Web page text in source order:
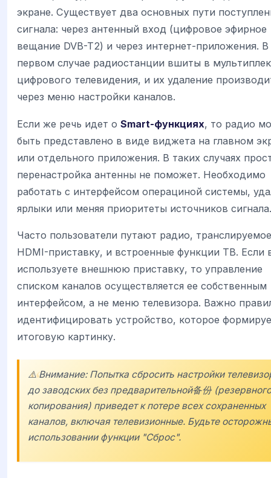
экране. Существует два основных пути
сигнала: через антенный вход (цифровое эфирное
вещание DVB-T2) и через интернет-приложения. В
первом случае радиостанции вшиты в
цифрового телевидения, и их удаление
через меню настройки каналов.
Если же речь идет о Smart-функциях, то радио
быть представлено в виде виджета на главном
или отдельного приложения. В таких случаях
перенастройка антенны не поможет. Необходимо
работать с интерфейсом операциной системы,
ярлыки или меняя приоритеты источников сигнала.
Часто пользователи путают радио,
HDMI-приставку, и встроенные функции ТВ. Если
используете внешнюю приставку, то управление
списком каналов осуществляется ее собственным
интерфейсом, а не меню телевизора. Важно
идентифицировать устройство, которое
итоговую картинку.
⚠️ Внимание: Попытка сбросить настройки
до заводских без предварительной备份 (резервного
копирования) приведет к потере всех сохраненных
каналов, включая телевизионные. Будьте
использовании функции "Сброс".